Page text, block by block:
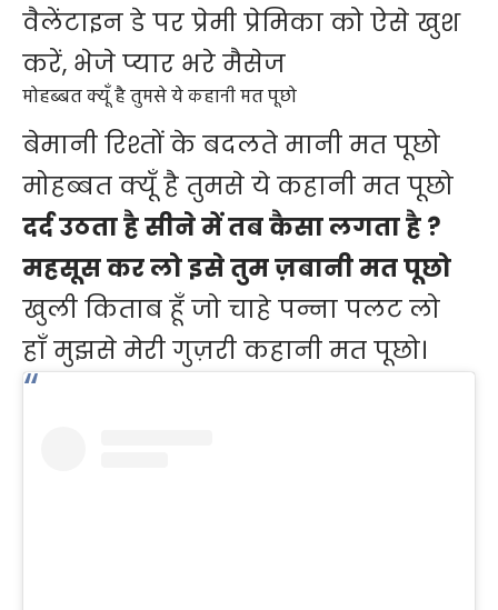
वैलेंटाइन डे पर प्रेमी प्रेमिका को ऐसे खुश
करें, भेजे प्यार भरे मैसेज
मोहब्बत क्यूँ है तुमसे ये कहानी मत पूछो
बेमानी रिश्तों के बदलते मानी मत पूछो
मोहब्बत क्यूँ है तुमसे ये कहानी मत पूछो
दर्द उठता है सीने में तब कैसा लगता है ?
महसूस कर लो इसे तुम ज़बानी मत पूछो
खुली किताब हूँ जो चाहे पन्ना पलट लो
हाँ मुझसे मेरी गुज़री कहानी मत पूछो।